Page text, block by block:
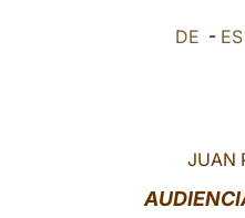
DE - ES
JUAN